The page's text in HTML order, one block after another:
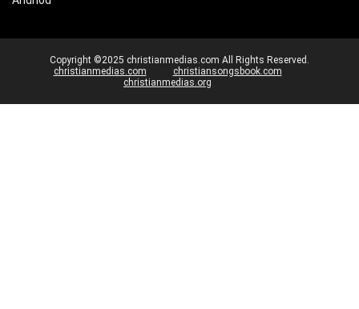
Copyright ©2025 christianmedias.com All Rights Reserved.
christianmedias.com
christiansongsbook.com
christianmedias.org